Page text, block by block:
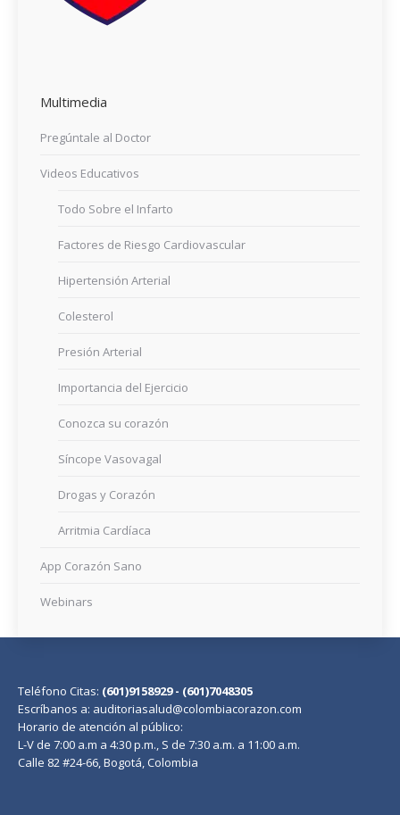
Multimedia
Pregúntale al Doctor
Videos Educativos
Todo Sobre el Infarto
Factores de Riesgo Cardiovascular
Hipertensión Arterial
Colesterol
Presión Arterial
Importancia del Ejercicio
Conozca su corazón
Síncope Vasovagal
Drogas y Corazón
Arritmia Cardíaca
App Corazón Sano
Webinars
Teléfono Citas: (601)9158929 - (601)7048305
Escríbanos a: auditoriasalud@colombiacorazon.com
Horario de atención al público:
L-V de 7:00 a.m a 4:30 p.m., S de 7:30 a.m. a 11:00 a.m.
Calle 82 #24-66, Bogotá, Colombia